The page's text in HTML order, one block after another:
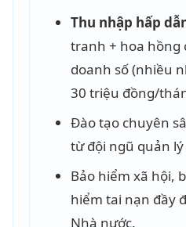
Thu nhập hấp
tranh + hoa hồng
doanh số (nhiều
30 triệu đồng/
Đào tạo chuyên
từ đội ngũ quản
Bảo hiểm xã hội,
hiểm tai nạn đầy
Nhà nước.